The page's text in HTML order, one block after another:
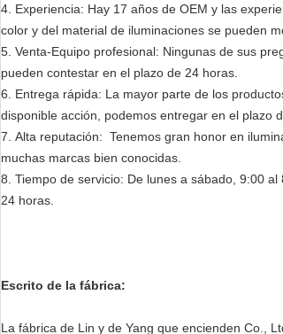
4. Experiencia: Hay 17 años de OEM y las
color y del material de iluminaciones se pueden
5. Venta-Equipo profesional: Ningunas de sus
pueden contestar en el plazo de 24 horas.
6. Entrega rápida: La mayor parte de los
disponible acción, podemos entregar en el plazo
7. Alta reputación: Tenemos gran honor en
muchas marcas bien conocidas.
8. Tiempo de servicio: De lunes a sábado, 9:00
24 horas.
Escrito de la fábrica:
La fábrica de Lin y de Yang que encienden Co.,